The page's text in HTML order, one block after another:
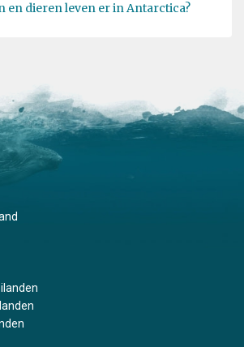
en dieren leven er in Antarctica?